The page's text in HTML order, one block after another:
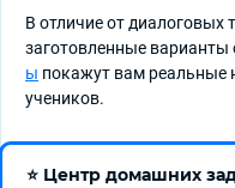
В отличие от диалоговых
заготовленные
ы покажут вам реальные
учеников.
⭐ Центр домашних